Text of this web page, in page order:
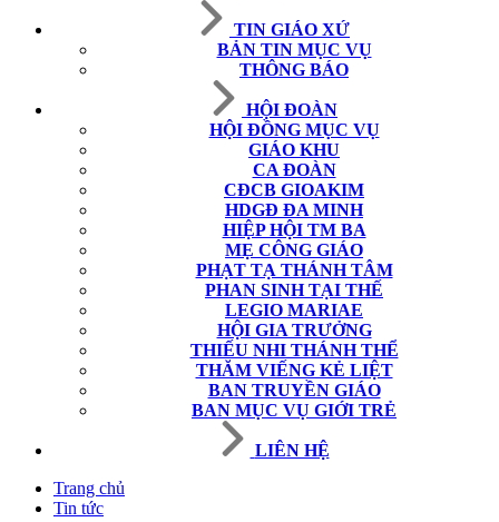
TIN GIÁO XỨ
BẢN TIN MỤC VỤ
THÔNG BÁO
HỘI ĐOÀN
HỘI ĐỒNG MỤC VỤ
GIÁO KHU
CA ĐOÀN
CĐCB GIOAKIM
HDGĐ ĐA MINH
HIỆP HỘI TM BA
MẸ CÔNG GIÁO
PHẠT TẠ THÁNH TÂM
PHAN SINH TẠI THẾ
LEGIO MARIAE
HỘI GIA TRƯỞNG
THIẾU NHI THÁNH THỂ
THĂM VIẾNG KẺ LIỆT
BAN TRUYỀN GIÁO
BAN MỤC VỤ GIỚI TRẺ
LIÊN HỆ
Trang chủ
Tin tức